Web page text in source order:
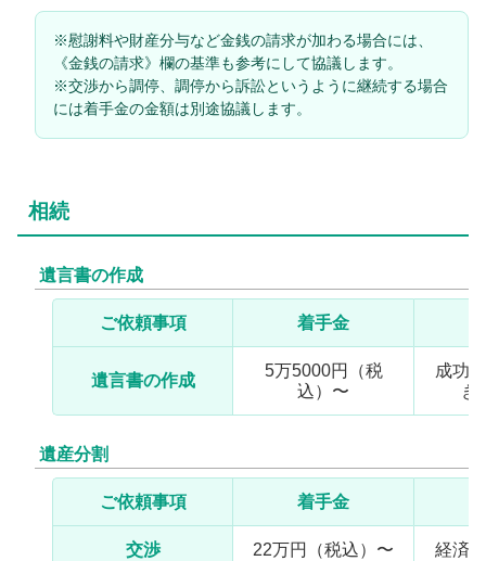
※慰謝料や財産分与など金銭の請求が加わる場合には、
《金銭の請求》欄の基準も参考にして協議します。
※交渉から調停、調停から訴訟というように継続する場合
には着手金の金額は別途協議します。
相続
遺言書の作成
ご依頼事項 着手金
遺言書の作成
5万5000円（税
込）〜
成功
き
遺産分割
ご依頼事項 着手金
交渉 22万円（税込）〜 経済